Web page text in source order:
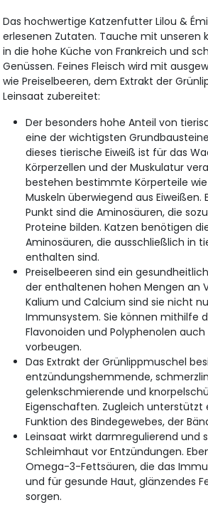
Das hochwertige Katzenfutter Lilou &
erlesenen Zutaten. Tauche mit unseren
in die hohe Küche von Frankreich und
Genüssen. Feines Fleisch wird mit
wie Preiselbeeren, dem Extrakt der
Leinsaat zubereitet:
Der besonders hohe Anteil von
eine der wichtigsten
dieses tierische Eiweiß ist für das
Körperzellen und der Muskulatur
bestehen bestimmte Körperteile wie
Muskeln überwiegend aus Eiweißen.
Punkt sind die Aminosäuren, die
Proteine bilden. Katzen benötigen
Aminosäuren, die ausschließlich in
enthalten sind.
Preiselbeeren sind ein
der enthaltenen hohen Mengen an
Kalium und Calcium sind sie nicht
Immunsystem. Sie können mithilfe
Flavonoiden und Polyphenolen
vorbeugen.
Das Extrakt der Grünlippmuschel
entzündungshemmende,
gelenkschmierende und
Eigenschaften. Zugleich unterstützt
Funktion des Bindegewebes, der
Leinsaat wirkt darmregulierend und
Schleimhaut vor Entzündungen.
Omega-3-Fettsäuren, die das
und für gesunde Haut, glänzendes
sorgen.